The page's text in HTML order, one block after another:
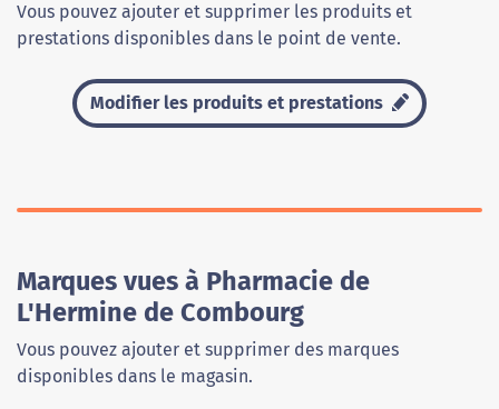
Vous pouvez ajouter et supprimer les produits et
prestations disponibles dans le point de vente.
Modifier les produits et prestations
Marques vues à Pharmacie de
L'Hermine de Combourg
Vous pouvez ajouter et supprimer des marques
disponibles dans le magasin.